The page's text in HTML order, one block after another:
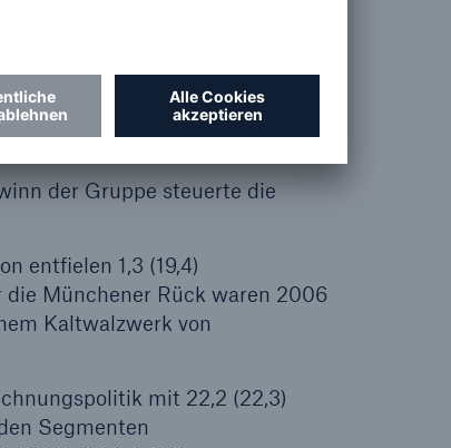
risikoadäquaten Preisen
anders als im Vorjahr von
der Gruppe steuerte die
entfielen 1,3 (19,4)
Münchener Rück waren 2006
Kaltwalzwerk von
mit 22,2 (22,3)
Segmenten